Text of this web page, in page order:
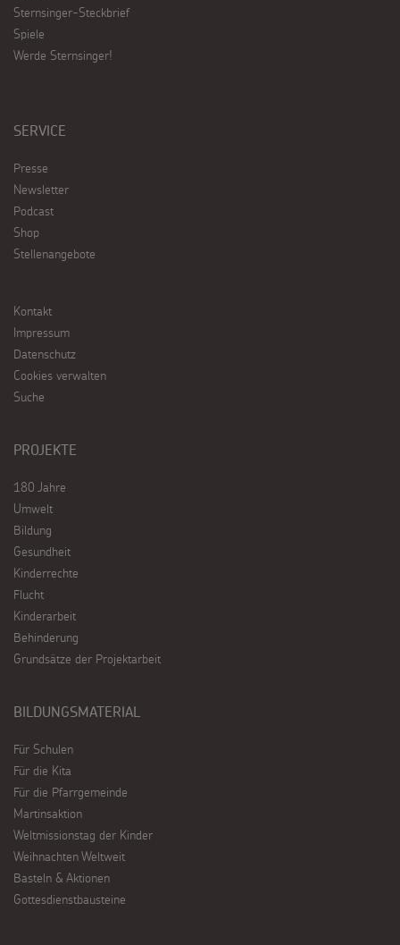
Sternsinger-Steckbrief
Spiele
Werde Sternsinger!
SERVICE
Presse
Newsletter
Podcast
Shop
Stellenangebote
Kontakt
Impressum
Datenschutz
Cookies verwalten
Suche
PROJEKTE
180 Jahre
Umwelt
Bildung
Gesundheit
Kinderrechte
Flucht
Kinderarbeit
Behinderung
Grundsätze der Projektarbeit
BILDUNGSMATERIAL
Für Schulen
Für die Kita
Für die Pfarrgemeinde
Martinsaktion
Weltmissionstag der Kinder
Weihnachten Weltweit
Basteln & Aktionen
Gottesdienstbausteine